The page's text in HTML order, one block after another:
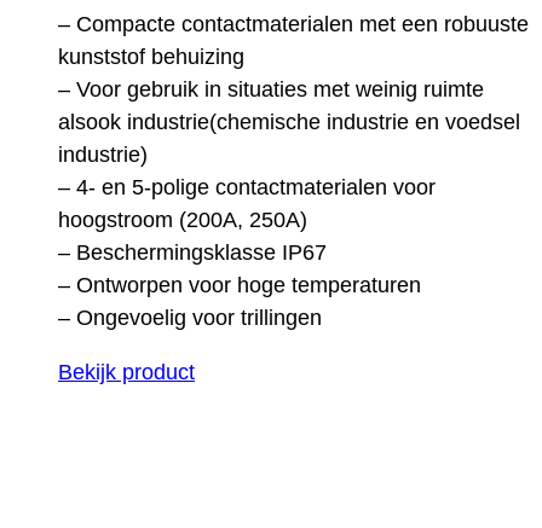
– Compacte contactmaterialen met een robuuste
kunststof behuizing
– Voor gebruik in situaties met weinig ruimte
alsook industrie(chemische industrie en voedsel
industrie)
– 4- en 5-polige contactmaterialen voor
hoogstroom (200A, 250A)
– Beschermingsklasse IP67
– Ontworpen voor hoge temperaturen
– Ongevoelig voor trillingen
Bekijk product